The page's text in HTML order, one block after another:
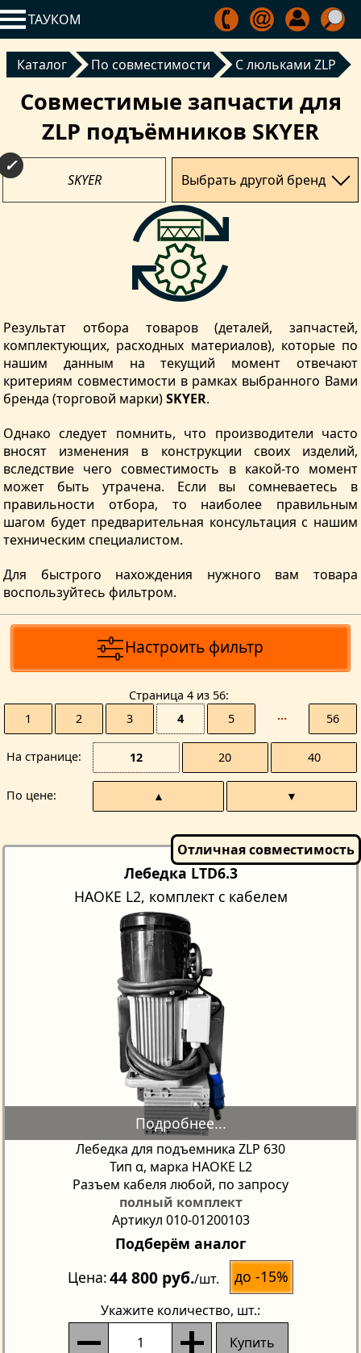
ТАУКОМ
Каталог По совместимости С люльками ZLP
Совместимые запчасти для
ZLP подъёмников SKYER
SKYER Выбрать другой бренд
Результат отбора товаров (деталей, запчастей,
комплектующих, расходных материалов), которые по
нашим данным на текущий момент отвечают
критериям совместимости в рамках выбранного Вами
бренда (торговой марки)SKYER.
Однако следует помнить, что производители часто
вносят изменения в конструкции своих изделий,
вследствие чего совместимость в какой-то момент
может быть утрачена. Если вы сомневаетесь в
правильности отбора, то наиболее правильным
шагом будет предварительная консультация с нашим
техническим специалистом.
Для быстрого нахождения нужного вам товара
воспользуйтесь фильтром.
Настроить фильтр
Страницa 4 из 56
1
2 3 4 5 ··· 56
На странице 12 20 40
По цене ▲ ▼
Лебедка LTD6.3
HAOKE L2, комплект с кабелем
Лебедка для подъемника ZLP 630
Тип α, марка HAOKE L2
Разъем кабеля любой, по запросу
полный комплект
Артикул 010-01200103
Подберём аналог
Цена 44 800 руб./шт. до -15%
Укажите количество, шт.:
Купить